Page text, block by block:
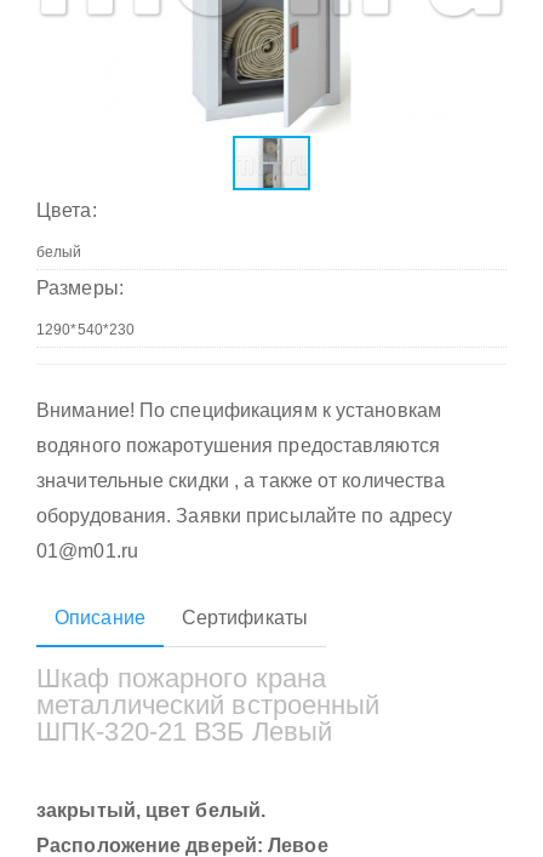
Цвета:
Размеры:
Внимание! По спецификациям к установкам
водяного пожаротушения предоставляются
значительные скидки , а также от количества
оборудования. Заявки присылайте по адресу
01@m01.ru
Описание Сертификаты
Шкаф пожарного крана
металлический встроенный
ШПК-320-21 ВЗБ Левый
закрытый, цвет белый.
Расположение дверей: Левое